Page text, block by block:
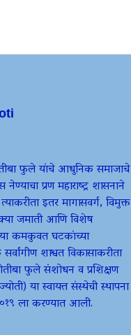
फुले यांचे आधुनिक समाजाचे
नेण्याचा प्रण महाराष्ट्र शासनाने
इतर मागासवर्ग, विमुक्त
जमाती आणि विशेष
या कमकुवत घटकांच्या
शाश्वत विकासाकरीता
फुले संशोधन व प्रशिक्षण
या स्वायत्त संस्थेची स्थापना
ला करण्यात आली.